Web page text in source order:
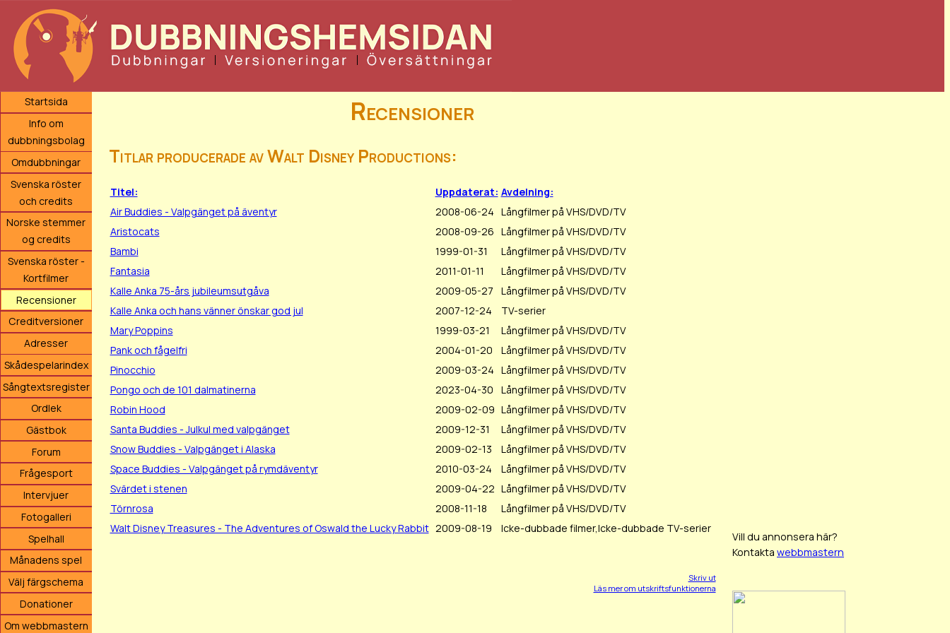
Startsida
Info om
dubbningsbolag
Omdubbningar
Svenska röster
och credits
Norske stemmer
og credits
Svenska röster -
Kortfilmer
Recensioner
Creditversioner
Adresser
Skådespelarindex
Sångtextsregister
Ordlek
Gästbok
Forum
Frågesport
Intervjuer
Fotogalleri
Spelhall
Månadens spel
Välj färgschema
Donationer
Om webbmastern
Recensioner
Titlar producerade av Walt Disney Productions:
Titel: Uppdaterat: Avdelning:
Air Buddies - Valpgänget på äventyr
2008-06-24 Långfilmer på VHS/DVD/TV
Aristocats
2008-09-26 Långfilmer på VHS/DVD/TV
Bambi
1999-01-31
Långfilmer på VHS/DVD/TV
Fantasia
2011-01-11
Långfilmer på VHS/DVD/TV
Kalle Anka 75-års jubileumsutgåva
2009-05-27
Långfilmer på VHS/DVD/TV
Kalle Anka och hans vänner önskar god jul
2007-12-24
TV-serier
Mary Poppins
1999-03-21
Långfilmer på VHS/DVD/TV
Pank och fågelfri
2004-01-20
Långfilmer på VHS/DVD/TV
Pinocchio
2009-03-24 Långfilmer på VHS/DVD/TV
Pongo och de 101 dalmatinerna
2023-04-30
Långfilmer på VHS/DVD/TV
Robin Hood
2009-02-09 Långfilmer på VHS/DVD/TV
Santa Buddies - Julkul med valpgänget
2009-12-31
Långfilmer på VHS/DVD/TV
Snow Buddies - Valpgänget i Alaska
2009-02-13
Långfilmer på VHS/DVD/TV
Space Buddies - Valpgänget på rymdäventyr
2010-03-24
Långfilmer på VHS/DVD/TV
Svärdet i stenen
2009-04-22 Långfilmer på VHS/DVD/TV
Törnrosa
2008-11-18
Långfilmer på VHS/DVD/TV
Walt Disney Treasures - The Adventures of Oswald the Lucky Rabbit 2009-08-19 Icke-dubbade filmer,Icke-dubbade TV-serier
Skriv ut
Läs mer om utskriftsfunktionerna
Vill du annonsera här?
Kontakta webbmastern